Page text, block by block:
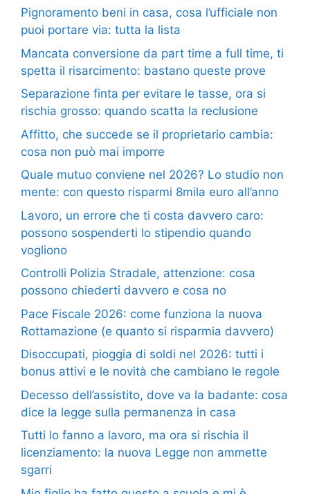
Pignoramento beni in casa, cosa l’ufficiale non
puoi portare via: tutta la lista
Mancata conversione da part time a full time, ti
spetta il risarcimento: bastano queste prove
Separazione finta per evitare le tasse, ora si
rischia grosso: quando scatta la reclusione
Affitto, che succede se il proprietario cambia:
cosa non può mai imporre
Quale mutuo conviene nel 2026? Lo studio non
mente: con questo risparmi 8mila euro all’anno
Lavoro, un errore che ti costa davvero caro:
possono sospenderti lo stipendio quando
vogliono
Controlli Polizia Stradale, attenzione: cosa
possono chiederti davvero e cosa no
Pace Fiscale 2026: come funziona la nuova
Rottamazione (e quanto si risparmia davvero)
Disoccupati, pioggia di soldi nel 2026: tutti i
bonus attivi e le novità che cambiano le regole
Decesso dell’assistito, dove va la badante: cosa
dice la legge sulla permanenza in casa
Tutti lo fanno a lavoro, ma ora si rischia il
licenziamento: la nuova Legge non ammette
sgarri